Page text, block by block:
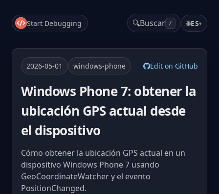
Start Debugging 🔍Buscar / 🌐ES▾
2026-05-01 windows-phone Edit on GitHub
Windows Phone 7: obtener la
ubicación GPS actual desde
el dispositivo
Cómo obtener la ubicación GPS actual en un
dispositivo Windows Phone 7 usando
GeoCoordinateWatcher y el evento
PositionChanged.